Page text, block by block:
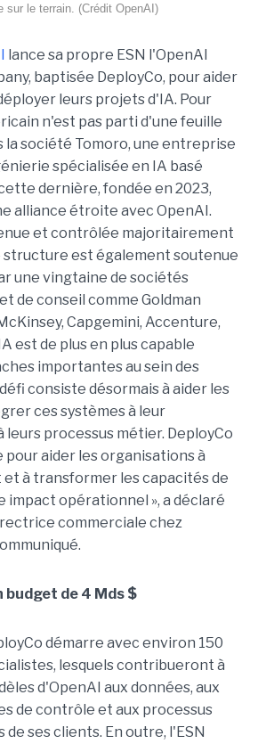
sur le terrain. (Crédit OpenAI)
lance sa propre ESN l'OpenAI
baptisée DeployCo, pour aider
leurs projets d'IA. Pour
n'est pas parti d'une feuille
la société Tomoro, une entreprise
spécialisée en IA basé
dernière, fondée en 2023,
alliance étroite avec OpenAI.
et contrôlée majoritairement
structure est également soutenue
une vingtaine de sociétés
de conseil comme Goldman
Capgemini, Accenture,
est de plus en plus capable
importantes au sein des
consiste désormais à aider les
ces systèmes à leur
processus métier. DeployCo
pour aider les organisations à
à transformer les capacités de
impact opérationnel », a déclaré
commerciale chez
budget de 4 Mds $
démarre avec environ 150
lesquels contribueront à
d'OpenAI aux données, aux
de contrôle et aux processus
ses clients. En outre, l'ESN